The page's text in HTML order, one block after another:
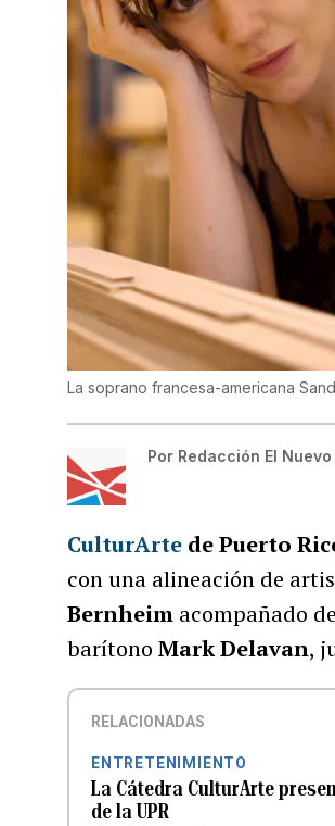
La soprano francesa-americana
Por Redacción El Nuevo
CulturArte de Puerto
con una alineación de
Bernheim acompañado
barítonoMark Delavan,
RELACIONADAS
ENTRETENIMIENTO
La Cátedra CulturArte
de la UPR